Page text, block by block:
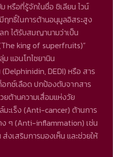
หรือที่รู้จักในชื่อ ชิเลียน ไวน์
ทธิ์ในการต้านอนุมูลอิสระสูง
ก ได้รับสมญานามว่าเป็น
king of superfruits)”
แอนโทไซยานิน
DEDI) หรือ สาร
กซ์เลือด ปกป้องตับจากสาร
ต้านความเสื่อมแห่งวัย
ะเร็ง (Anti-cancer) ต้านการ
ง ๆ (Anti-inflammation) เช่น
งเสริมการมองเห็น และช่วยให้